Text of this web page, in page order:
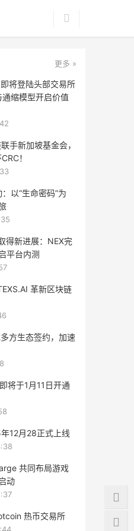
更多 »
将登陆头部交易所
缩模型开启价值
手新加坡基金会，
！
以“生命密码”为
得新进展：NEX完
平台内测
革新区块链
方生态签约，加速
将于1月11日开通
12月28正式上线
共同布局游戏
动
热币交易所